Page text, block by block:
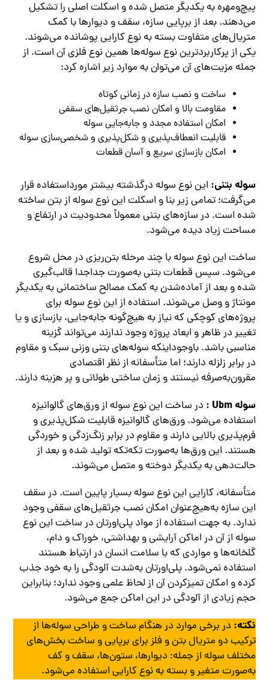
پیچ‌ومهره به یکدیگر متصل شده و اسکلت اصلی را تشکیل
می‌دهند. بعد از برپایی سازه، سقف و دیوارها با کمک
متریال‌های متفاوت بسته به نوع کارایی پوشانده می‌شوند.
یکی از پرکاربردترین نوع سوله‌ها همین نوع فلزی آن است. از
جمله مزیت‌های آن می‌توان به موارد زیر اشاره کرد:
ساخت و نصب سازه در زمانی کوتاه
مقاومت بالا و امکان نصب جرثقیل‌های سقفی
امکان استفاده مجدد و جابه‌جایی سوله
قابلیت انعطاف‌پذیری و شکل‌پذیری و شخصی‌سازی سوله
امکان بازسازی سریع و آسان قطعات
سوله بتنی: این نوع سوله درگذشته بیشتر مورداستفاده قرار
می‌گرفت؛ تمامی زیر بنا و اسکلت این نوع سوله از بتن ساخته
شده است. در سازه‌های بتنی معمولاً محدودیت در ارتفاع و
مساحت زیاد دیده می‌شود.
ساخت این نوع سوله با چند مرحله بتن‌ریزی در محل شروع
می‌شود. سپس قطعات بتنی به‌صورت جداجدا قالب‌گیری
شده و بعد از آماده‌شدن به کمک مصالح ساختمانی به یکدیگر
مونتاژ و وصل می‌شوند. استفاده از این نوع سوله برای
پروژه‌های کوچکی که نیاز به هیچ‌گونه جابه‌جایی، بازسازی و یا
تغییر در ظاهر و ابعاد پروژه وجود ندارند می‌تواند گزینه
مناسبی باشد. باوجوداینکه سوله‌های بتنی وزنی سبک و مقاوم
در برابر زلزله دارند؛ اما متأسفانه از نظر اقتصادی
مقرون‌به‌صرفه نیستند و زمان ساختی طولانی و پر هزینه دارند.
سولهUbm
: در ساخت این نوع سوله از ورق‌های گالوانیزه
استفاده می‌شود. ورق‌های گالوانیزه قابلیت شکل‌پذیری و
فرم‌پذیری بالایی دارند و مقاوم در برابر زنگ‌زدگی و خوردگی
هستند. این ورق‌ها به‌صورت تکه‌تکه تولید شده و بعد از
حالت‌دهی به یکدیگر دوخته و متصل می‌شوند.
متأسفانه، کارایی این نوع سوله بسیار پایین است. در سقف
این سازه به‌هیچ‌عنوان امکان نصب جرثقیل‌های سقفی وجود
ندارد. به جهت استفاده از مواد پلی‌اورتان در ساخت این نوع
سوله از آن در اماکن آرایشی و بهداشتی، خوراک و دام،
گلخانه‌ها و مواردی که با سلامت انسان در ارتباط هستند
استفاده نمی‌شود. پلی‌اورتان به‌شدت آلودگی را به خود جذب
کرده و امکان تمیزکردن آن از لحاظ علمی وجود ندارد؛ بنابراین
حجم زیادی از آلودگی در این اماکن جمع می‌شود.
نکته: در برخی موارد در هنگام ساخت و طراحی سوله‌ها از
ترکیب دو متریال بتن و فلز برای برپایی و ساخت بخش‌های
مختلف سوله از جمله: دیوارها، ستون‌ها، سقف و کف
به‌صورت متغیر و بسته به نوع کارایی استفاده می‌شود.